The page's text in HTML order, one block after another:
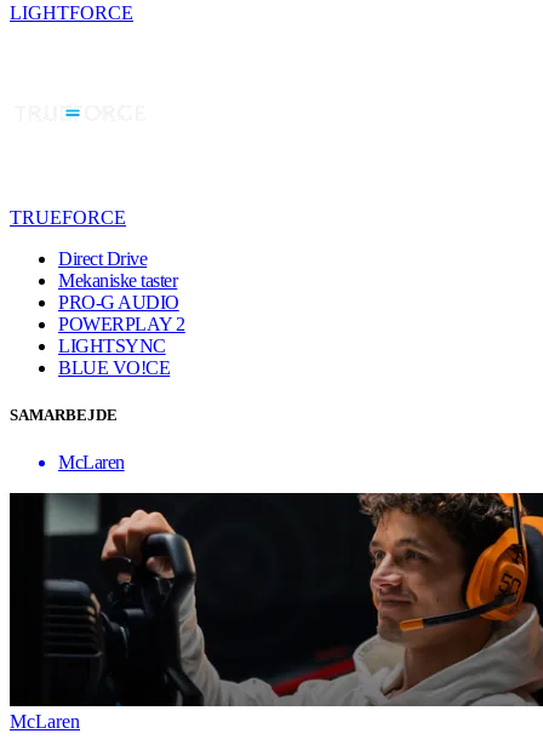
LIGHTFORCE
TRUEFORCE
Direct Drive
Mekaniske taster
PRO-G AUDIO
POWERPLAY 2
LIGHTSYNC
BLUE VO!CE
SAMARBEJDE
McLaren
McLaren